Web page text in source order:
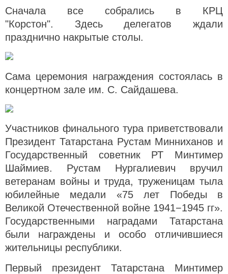
Сначала все собрались в КРЦ
"Корстон". Здесь делегатов ждали
празднично накрытые столы.
Сама церемония награждения состоялась в
концертном зале им. С. Сайдашева.
Участников финального тура приветствовали
Президент Татарстана Рустам Минниханов и
Государственный советник РТ Минтимер
Шаймиев. Рустам Нургалиевич вручил
ветеранам войны и труда, труженицам тыла
юбилейные медали «75 лет Победы в
Великой Отечественной войне 1941−1945 гг».
Государственными наградами Татарстана
были награждены и особо отличившиеся
жительницы республики.
Первый президент Татарстана Минтимер